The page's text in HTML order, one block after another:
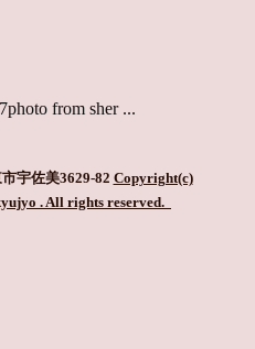
from sher ...
宇佐美3629-82 Copyright(c)
. All rights reserved.